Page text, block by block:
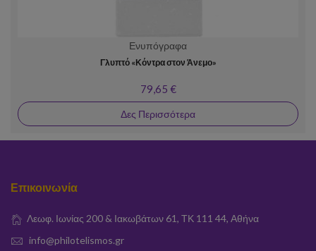
Ενυπόγραφα
Γλυπτό «Κόντρα στον Άνεμο»
79,65 €
Δες Περισσότερα
Επικοινωνία
Λεωφ. Ιωνίας 200 & Ιακωβάτων 61, ΤΚ 111 44, Αθήνα
info@philotelismos.gr